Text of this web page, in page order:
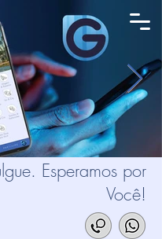
Esperamos por
Você!